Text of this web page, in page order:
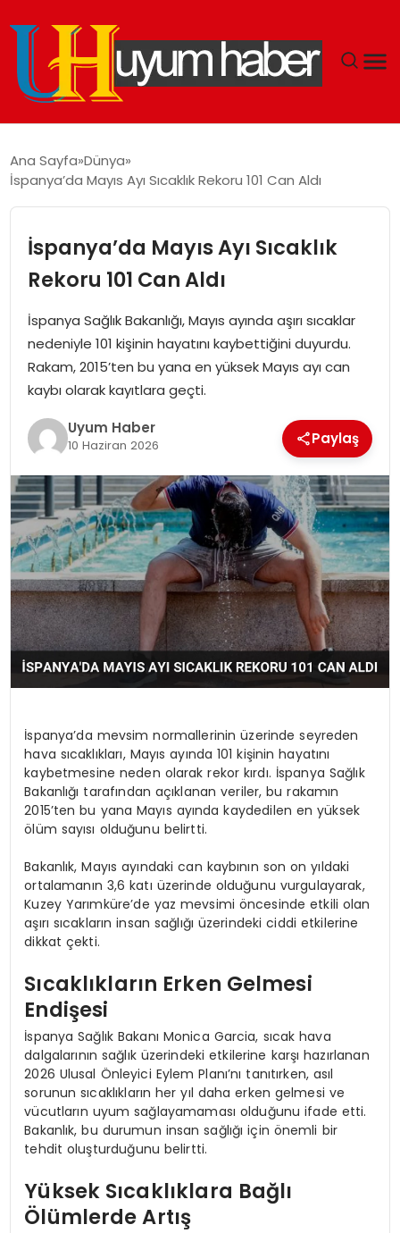
EKONOMI
SIYASET
DÜNYA
SPOR
TEKNOLOJI
SAĞLIK
YAŞAM
Ana Sayfa Dünya
İspanya’da Mayıs Ayı Sıcaklık Rekoru 101 Can Aldı
İspanya’da Mayıs Ayı Sıcaklık
Rekoru 101 Can Aldı
İspanya Sağlık Bakanlığı, Mayıs ayında aşırı sıcaklar
nedeniyle 101 kişinin hayatını kaybettiğini duyurdu.
Rakam, 2015’ten bu yana en yüksek Mayıs ayı can
kaybı olarak kayıtlara geçti.
Uyum Haber
10 Haziran 2026 Paylaş
İspanya’da mevsim normallerinin üzerinde seyreden
hava sıcaklıkları, Mayıs ayında 101 kişinin hayatını
kaybetmesine neden olarak rekor kırdı. İspanya Sağlık
Bakanlığı tarafından açıklanan veriler, bu rakamın
2015’ten bu yana Mayıs ayında kaydedilen en yüksek
ölüm sayısı olduğunu belirtti.
Bakanlık, Mayıs ayındaki can kaybının son on yıldaki
ortalamanın 3,6 katı üzerinde olduğunu vurgulayarak,
Kuzey Yarımküre’de yaz mevsimi öncesinde etkili olan
aşırı sıcakların insan sağlığı üzerindeki ciddi etkilerine
dikkat çekti.
Sıcaklıkların Erken Gelmesi
Endişesi
İspanya Sağlık Bakanı Monica Garcia, sıcak hava
dalgalarının sağlık üzerindeki etkilerine karşı hazırlanan
2026 Ulusal Önleyici Eylem Planı’nı tanıtırken, asıl
sorunun sıcaklıkların her yıl daha erken gelmesi ve
vücutların uyum sağlayamaması olduğunu ifade etti.
Bakanlık, bu durumun insan sağlığı için önemli bir
tehdit oluşturduğunu belirtti.
Yüksek Sıcaklıklara Bağlı
Ölümlerde Artış